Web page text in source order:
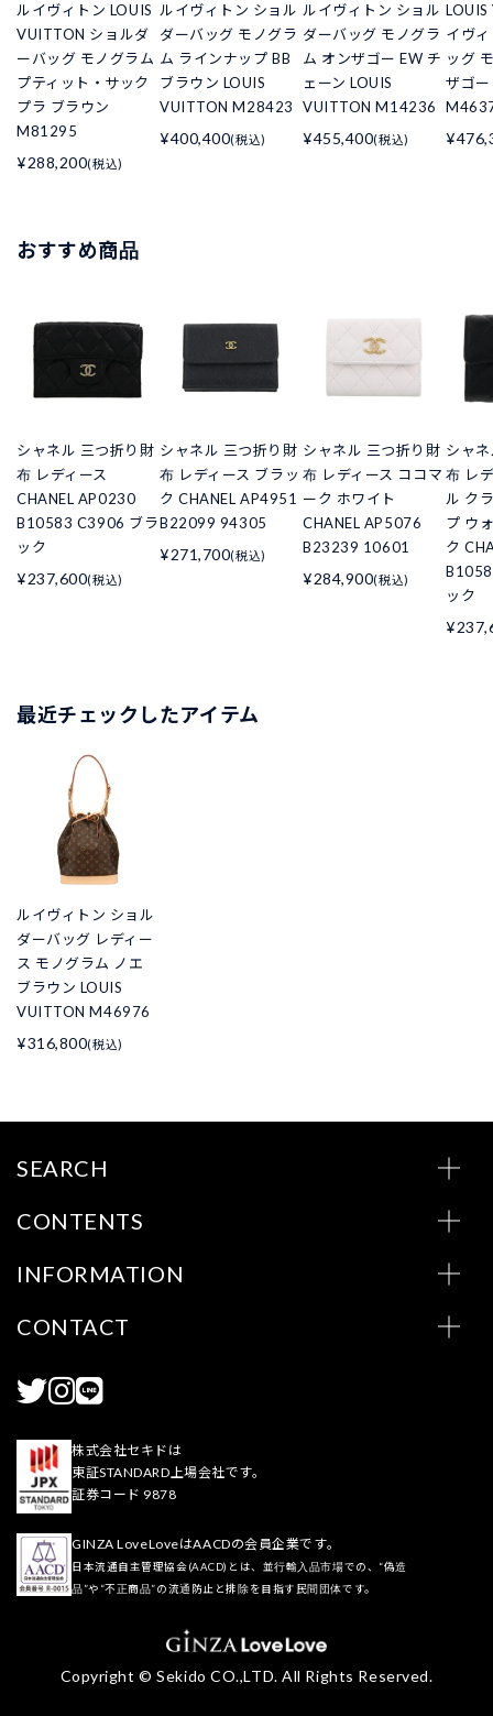
ルイヴィトン LOUIS
VUITTON ショルダ
ーバッグ モノグラム
プティット・サック
プラ ブラウン
M81295
¥288,200(税込)
ルイヴィトン ショル
ダーバッグ モノグラ
ム ラインナップ BB
ブラウン LOUIS
VUITTON M28423
¥400,400(税込)
ルイヴィトン ショル
ダーバッグ モノグラ
ム オンザゴー EW チ
ェーン LOUIS
VUITTON M14236
¥455,400(税込)
イヴ
ッグ
ザゴ
おすすめ商品
シャネル 三つ折り財
布 レディース
CHANEL AP0230
B10583 C3906 ブラ
ック
¥237,600(税込)
シャネル 三つ折り財
布 レディース ブラッ
ク CHANEL AP4951
B22099 94305
¥271,700(税込)
シャネル 三つ折り財
布 レディース ココマ
ーク ホワイト
CHANEL AP5076
B23239 10601
¥284,900(税込)
シャ
布 レ
ル ク
プ ウ
ク
ック
最近チェックしたアイテム
ルイヴィトン ショル
ダーバッグ レディー
ス モノグラム ノエ
ブラウン LOUIS
VUITTON M46976
¥316,800(税込)
SEARCH
CONTENTS
INFORMATION
CONTACT
株式会社セキドは
東証STANDARD上場会社です。
証券コード 9878
GINZA LoveLoveはAACDの会員企業です。
日本流通自主管理協会(AACD)とは、並行輸入品市場での、“偽造
品”や“不正商品”の流通防止と排除を目指す民間団体です。
Copyright © Sekido CO.,LTD. All Rights Reserved.